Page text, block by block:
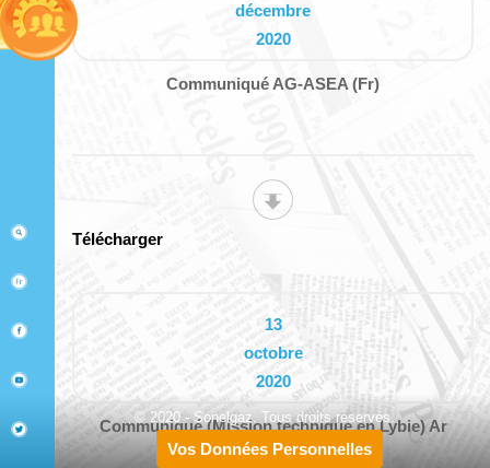
décembre
2020
Communiqué AG-ASEA (Fr)
Télécharger
13
octobre
2020
Communiqué (Mission technique en Lybie) Ar
© 2020 - Sonelgaz. Tous droits réservés.
Vos Données Personnelles